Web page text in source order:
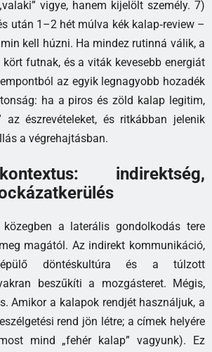
vigye, hanem kijelölt személy. 7)
után 1–2 hét múlva kék kalap‑review –
kell húzni. Ha mindez rutinná válik, a
futnak, és a viták kevesebb energiát
az egyik legnagyobb hozadék
ha a piros és zöld kalap legitim,
az észrevételeket, és ritkábban jelenik
a végrehajtásban.
indirektség,
közegben a laterális gondolkodás tere
magától. Az indirekt kommunikáció,
döntéskultúra és a túlzott
beszűkíti a mozgásteret. Mégis,
Amikor a kalapok rendjét használjuk, a
rend jön létre; a címek helyére
mind „fehér kalap” vagyunk). Ez